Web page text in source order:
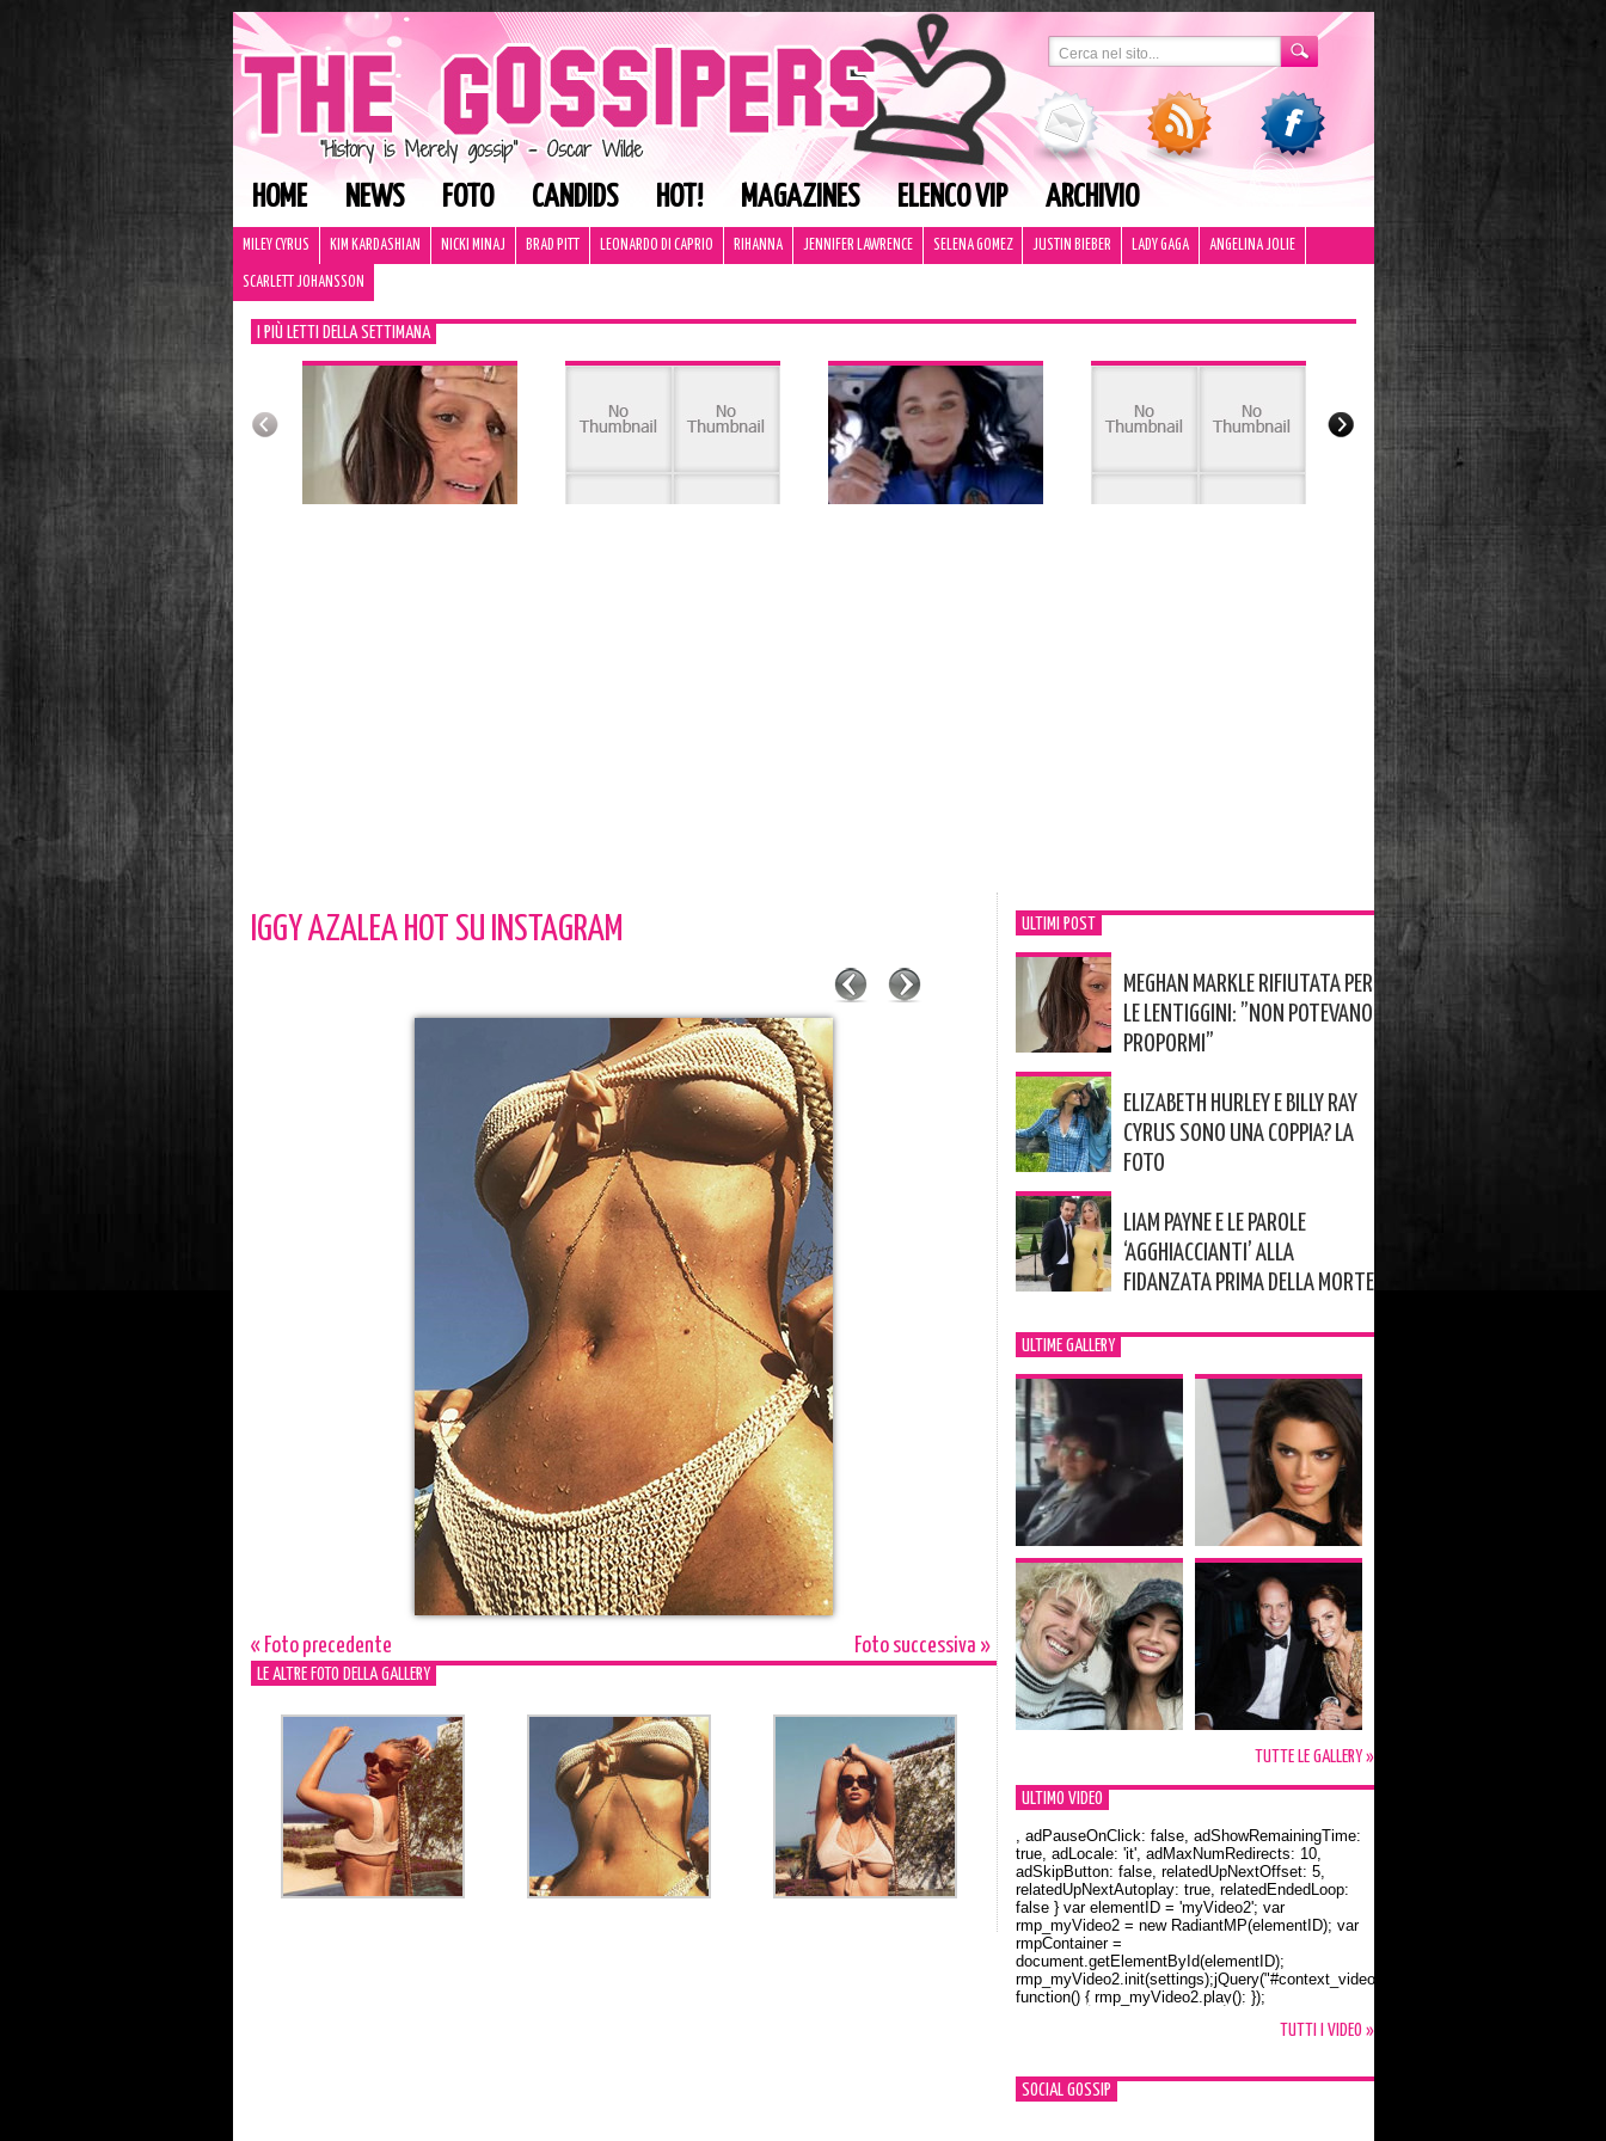
HOME NEWS FOTO CANDIDS HOT! MAGAZINES ELENCO VIP ARCHIVIO
MILEY CYRUS KIM KARDASHIAN NICKI MINAJ BRAD PITT LEONARDO DI CAPRIO RIHANNA JENNIFER LAWRENCE SELENA GOMEZ JUSTIN BIEBER LADY GAGA ANGELINA JOLIE
SCARLETT JOHANSSON
I PIÙ LETTI DELLA SETTIMANA
IGGY AZALEA HOT SU INSTAGRAM
« Foto precedente Foto successiva »
LE ALTRE FOTO DELLA GALLERY
ULTIMI POST
MEGHAN MARKLE RIFIUTATA PER
LE LENTIGGINI: ”NON POTEVANO
PROPORMI”
ELIZABETH HURLEY E BILLY RAY
CYRUS SONO UNA COPPIA? LA
FOTO
LIAM PAYNE E LE PAROLE
‘AGGHIACCIANTI’ ALLA
FIDANZATA PRIMA DELLA MORTE
ULTIME GALLERY
TUTTE LE GALLERY »
ULTIMO VIDEO
Orlando Bloom e la t-shirt dedicata a Flynn
, adPauseOnClick: false, adShowRemainingTime:
true, adLocale: 'it', adMaxNumRedirects: 10,
adSkipButton: false, relatedUpNextOffset: 5,
relatedUpNextAutoplay: true, relatedEndedLoop:
false } var elementID = 'myVideo2'; var
rmp_myVideo2 = new RadiantMP(elementID); var
rmpContainer =
document.getElementById(elementID);
rmp_myVideo2.init(settings);jQuery("#context_video2").one("mouseover",
function() { rmp_myVideo2.play(); });
TUTTI I VIDEO »
SOCIAL GOSSIP